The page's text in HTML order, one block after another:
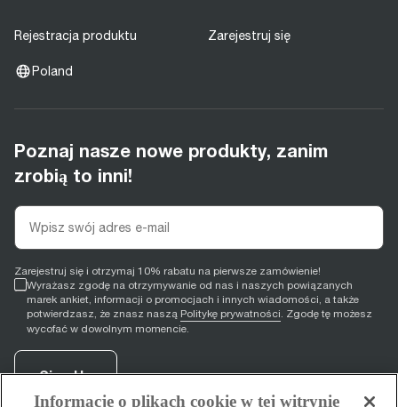
Rejestracja produktu Zarejestruj się
Poland
Poznaj nasze nowe produkty, zanim
zrobią to inni!
Zarejestruj się i otrzymaj 10% rabatu na pierwsze zamówienie!
Wyrażasz zgodę na otrzymywanie od nas i naszych powiązanych
marek ankiet, informacji o promocjach i innych wiadomości, a także
potwierdzasz, że znasz naszą Politykę prywatności. Zgodę tę możesz
wycofać w dowolnym momencie.
Sign Up
Informacje o plikach cookie w tej witrynie